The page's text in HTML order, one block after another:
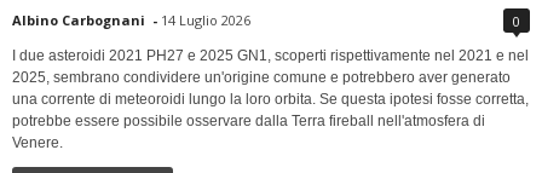
Albino Carbognani - 14 Luglio 2026 0
I due asteroidi 2021 PH27 e 2025 GN1, scoperti rispettivamente nel 2021 e nel
2025, sembrano condividere un'origine comune e potrebbero aver generato
una corrente di meteoroidi lungo la loro orbita. Se questa ipotesi fosse corretta,
potrebbe essere possibile osservare dalla Terra fireball nell'atmosfera di
Venere.